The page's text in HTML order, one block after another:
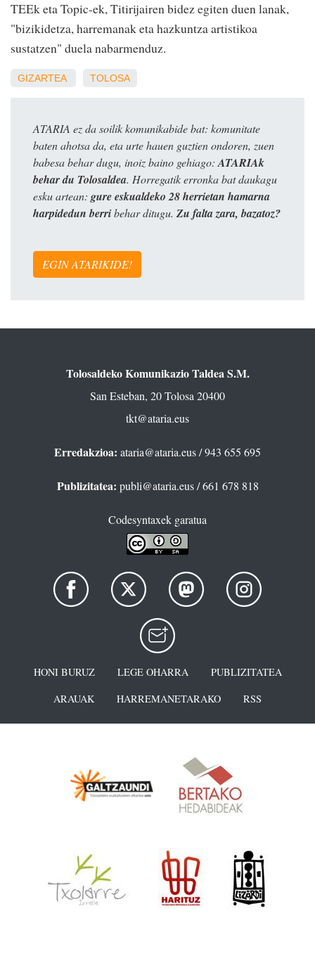
TEEk eta Topic-ek, Titirijairen bidez egiten duen lanak,
"bizikidetza, harremanak eta hazkuntza artistikoa
sustatzen" duela nabarmenduz.
GIZARTEA TOLOSA
ATARIA ez da soilik komunikabide bat: komunitate
baten ahotsa da, eta urte hauen guztien ondoren, zuen
babesa behar dugu, inoiz baino gehiago:ATARIAk
behar du Tolosaldea. Horregatik erronka bat daukagu
esku artean: gure eskualdeko 28 herrietan hamarna
harpidedun berribehar ditugu. Zu falta zara, bazatoz?
EGIN ATARIKIDE!
Tolosaldeko Komunikazio Taldea S.M.
San Esteban, 20 Tolosa 20400
tkt@ataria.eus
Erredakzioa: ataria@ataria.eus/ 943 655 695
Publizitatea: publi@ataria.eus/ 661 678 818
Codesyntaxek garatua
HONI BURUZ LEGE OHARRA
PUBLIZITATEA
ARAUAK
HARREMANETARAKO RSS